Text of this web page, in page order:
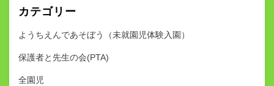
カテゴリー
ようちえんであそぼう（未就園児体験入園）
保護者と先生の会(PTA)
全園児